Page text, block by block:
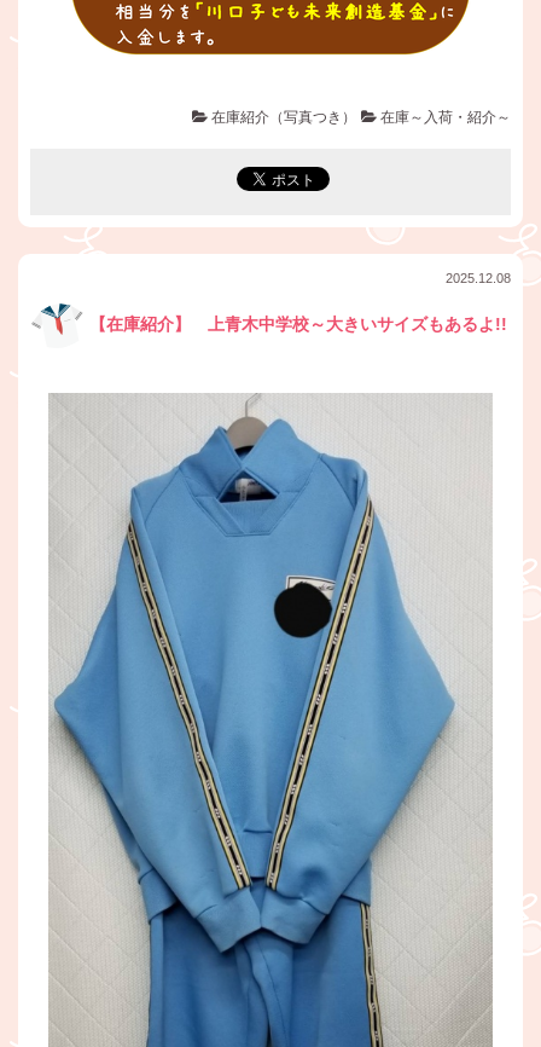
在庫紹介（写真つき） 在庫～入荷・紹介～
2025.12.08
【在庫紹介】 上青木中学校～大きいサイズもあるよ!!